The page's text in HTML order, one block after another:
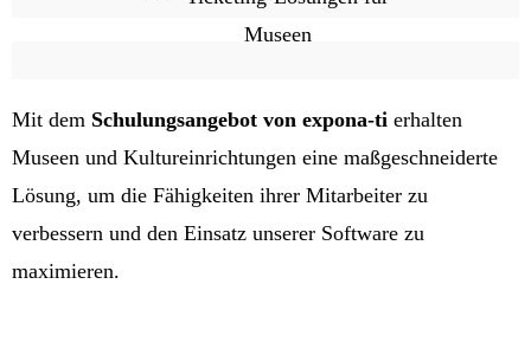
Mit dem Schulungsangebot von expona-ti erhalten
Museen und Kultureinrichtungen eine maßgeschneiderte
Lösung, um die Fähigkeiten ihrer Mitarbeiter zu
verbessern und den Einsatz unserer Software zu
maximieren.